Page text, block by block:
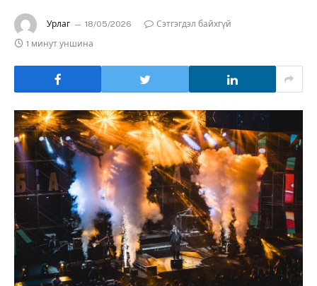
Урлаг 18/05/2026
Сэтгэгдэл байхгүй
1 минут уншина